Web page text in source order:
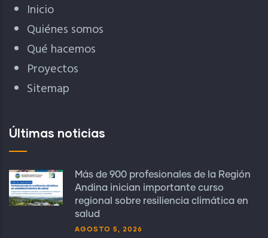
Inicio
Quiénes somos
Qué hacemos
Proyectos
Sitemap
Últimas noticias
Más de 900 profesionales de la Región
Andina inician importante curso
regional sobre resiliencia climática en
salud
AGOSTO 5, 2026